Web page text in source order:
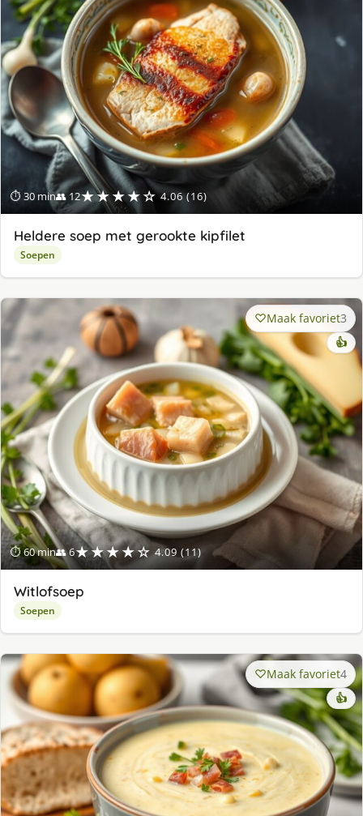
⏱ 30 min👥 12★★★★☆ 4.06 (16)
Heldere soep met gerookte kipfilet
Soepen
⏱ 60 min👥 6★★★★☆ 4.09 (11)
Maak favoriet3
👍
Witlofsoep
Soepen
Maak favoriet4
👍